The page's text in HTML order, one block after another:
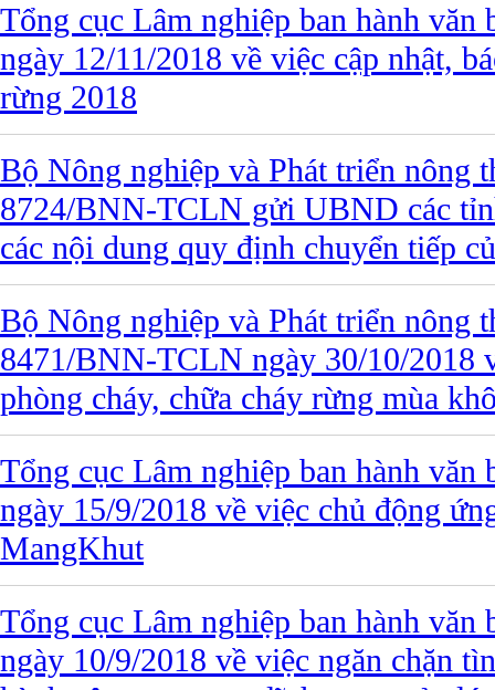
Tổng cục Lâm nghiệp ban hành
ngày 12/11/2018 về việc cập nhật,
rừng 2018
Bộ Nông nghiệp và Phát triển nông
8724/BNN-TCLN gửi UBND các
các nội dung quy định chuyển tiếp
Bộ Nông nghiệp và Phát triển nông
8471/BNN-TCLN ngày 30/10/2018
phòng cháy, chữa cháy rừng mùa
Tổng cục Lâm nghiệp ban hành
ngày 15/9/2018 về việc chủ động
MangKhut
Tổng cục Lâm nghiệp ban hành
ngày 10/9/2018 về việc ngăn chặn